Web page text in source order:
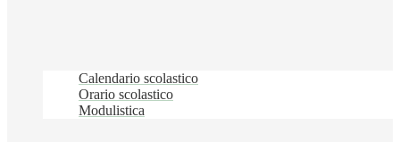
Calendario scolastico
Orario scolastico
Modulistica